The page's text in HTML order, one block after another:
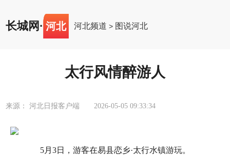
长城网 · 河北 河北频道 > 图说河北
太行风情醉游人
来源： 河北日报客户端 2026-05-05 09:33:34
5月3日，游客在易县恋乡·太行水镇游玩。